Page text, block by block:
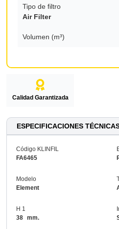
Tipo de filtro
Air Filter
Volumen (m³)
Calidad Garantizada
ESPECIFICACIONES
Código KLINFIL
FA6465
Modelo
Element
H 1
38 mm.